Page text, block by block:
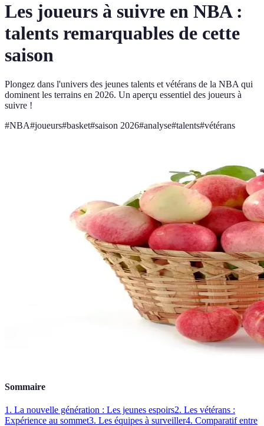
Les joueurs à suivre en NBA :
talents remarquables de cette
saison
Plongez dans l'univers des jeunes talents et vétérans de la NBA qui
dominent les terrains en 2026. Un aperçu essentiel des joueurs à
suivre !
#NBA#joueurs#basket#saison 2026#analyse#talents#vétérans
Sommaire
1. La nouvelle génération : Les jeunes espoirs2. Les vétérans :
Expérience au sommet3. Les équipes à surveiller4. Comparatif entre